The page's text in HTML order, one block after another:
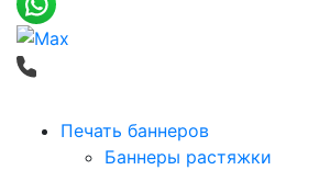
Печать баннеров
Баннеры растяжки